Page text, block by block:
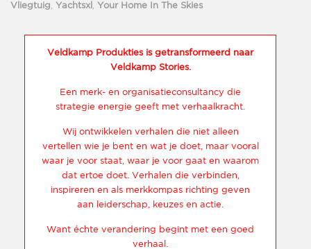
Vliegtuig Yachtsxl Your Home In The Skies
Veldkamp Produkties is getransformeerd naar
Veldkamp Stories.
Een merk- en organisatieconsultancy die
strategie energie geeft met verhaalkracht.
Wij ontwikkelen verhalen die niet alleen
vertellen wie je bent en wat je doet, maar vooral
waar je voor staat, waar je voor gaat en waarom
dat ertoe doet. Verhalen die verbinden,
inspireren en als merkkompas richting geven
aan leiderschap, keuzes en actie.
Want échte verandering begint met een goed
verhaal.